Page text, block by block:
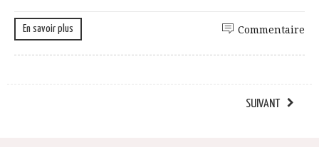
En savoir plus Commentaire
SUIVANT